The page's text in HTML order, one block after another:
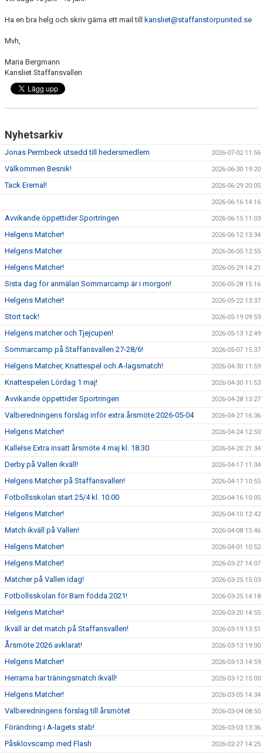
KLÄDPROFIL
STYRELSE/SEKTIONER
OM SUFC
Ha en bra helg och skriv gärna ett mail till kansliet@staffanstorpunited.se
Mvh,
Maria Bergmann
Kansliet Staffansvallen
Nyhetsarkiv
Jonas Permbeck utsedd till hedersmedlem 2026-07-02 11:56
Välkommen Besnik! 2026-06-30 19:20
Tack Eremal! 2026-06-29 20:05
2026-06-16 14:16
Avvikande öppettider Sportringen 2026-06-15 11:03
Helgens Matcher! 2026-06-12 13:34
Helgens Matcher 2026-06-05 12:55
Helgens Matcher! 2026-05-29 14:21
Sista dag för anmälan Sommarcamp är i morgon! 2026-05-28 15:16
Helgens Matcher! 2026-05-22 13:37
Stort tack! 2026-05-19 09:59
Helgens matcher och Tjejcupen! 2026-05-13 12:49
Sommarcamp på Staffansvallen 27-28/6! 2026-05-07 15:37
Helgens Matcher, Knattespel och A-lagsmatch! 2026-04-30 11:59
Knattespelen Lördag 1 maj! 2026-04-30 11:53
Avvikande öppettider Sportringen 2026-04-28 13:27
Valberedningens förslag inför extra årsmöte 2026-05-04 2026-04-27 16:36
Helgens Matcher! 2026-04-24 12:50
Kallelse Extra insatt årsmöte 4 maj kl. 18.30 2026-04-20 21:34
Derby på Vallen ikväll! 2026-04-17 11:34
Helgens Matcher på Staffansvallen! 2026-04-17 10:55
Fotbollsskolan start 25/4 kl. 10.00 2026-04-16 10:05
Helgens Matcher! 2026-04-10 12:42
Match ikväll på Vallen! 2026-04-08 15:46
Helgens Matcher! 2026-04-01 10:52
Helgens Matcher! 2026-03-27 14:07
Matcher på Vallen idag! 2026-03-25 15:03
Fotbollsskolan för Barn födda 2021! 2026-03-25 14:18
Helgens Matcher! 2026-03-20 14:55
Ikväll är det match på Staffansvallen! 2026-03-19 13:51
Årsmöte 2026 avklarat! 2026-03-13 19:00
Helgens Matcher! 2026-03-13 14:59
Herrarna har träningsmatch ikväll! 2026-03-12 15:00
Helgens Matcher! 2026-03-05 14:34
Valberedningens förslag till årsmötet 2026-03-04 08:50
Förändring i A-lagets stab! 2026-03-03 13:36
Påsklovscamp med Flash 2026-02-27 14:25